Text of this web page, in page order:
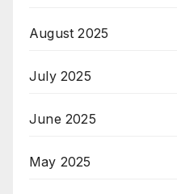
August 2025
July 2025
June 2025
May 2025